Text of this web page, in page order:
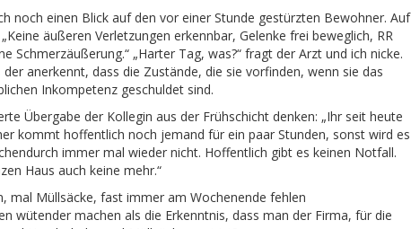
noch einen Blick auf den vor einer Stunde gestürzten Bewohner. Auf
äußeren Verletzungen erkennbar, Gelenke frei beweglich, RR
Schmerzäußerung.“ „Harter Tag, was?“ fragt der Arzt und ich nicke.
anerkennt, dass die Zustände, die sie vorfinden, wenn sie das
Inkompetenz geschuldet sind.
Übergabe der Kollegin aus der Frühschicht denken: „Ihr seit heute
kommt hoffentlich noch jemand für ein paar Stunden, sonst wird es
immer mal wieder nicht. Hoffentlich gibt es keinen Notfall.
Haus auch keine mehr.“
mal Müllsäcke, fast immer am Wochenende fehlen
wütender machen als die Erkenntnis, dass man der Firma, für die